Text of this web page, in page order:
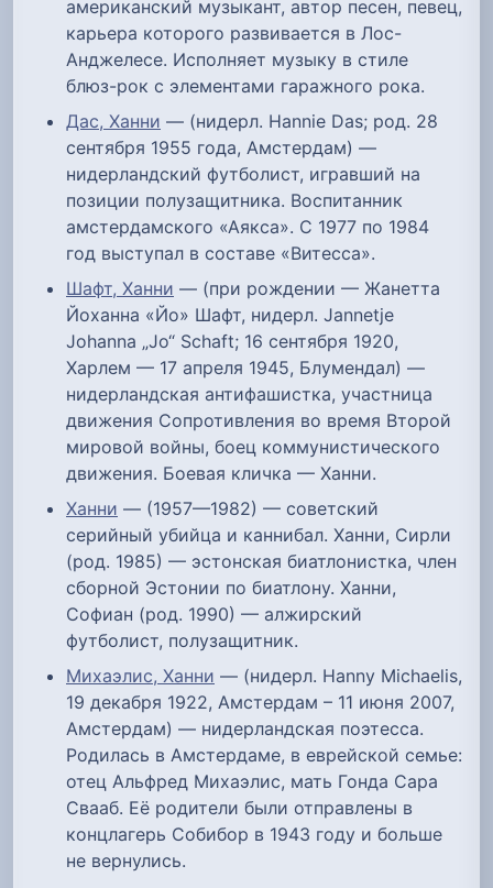
американский музыкант, автор песен, певец,
карьера которого развивается в Лос-
Анджелесе. Исполняет музыку в стиле
блюз-рок с элементами гаражного рока.
Дас, Ханни — (нидерл. Hannie Das; род. 28
сентября 1955 года, Амстердам) —
нидерландский футболист, игравший на
позиции полузащитника. Воспитанник
амстердамского «Аякса». С 1977 по 1984
год выступал в составе «Витесса».
Шафт, Ханни — (при рождении — Жанетта
Йоханна «Йо» Шафт, нидерл. Jannetje
Johanna „Jo“ Schaft; 16 сентября 1920,
Харлем — 17 апреля 1945, Блумендал) —
нидерландская антифашистка, участница
движения Сопротивления во время Второй
мировой войны, боец коммунистического
движения. Боевая кличка — Ханни.
Ханни — (1957—1982) — советский
серийный убийца и каннибал. Ханни, Сирли
(род. 1985) — эстонская биатлонистка, член
сборной Эстонии по биатлону. Ханни,
Софиан (род. 1990) — алжирский
футболист, полузащитник.
Михаэлис, Ханни — (нидерл. Hanny Michaelis,
19 декабря 1922, Амстердам – 11 июня 2007,
Амстердам) — нидерландская поэтесса.
Родилась в Амстердаме, в еврейской семье:
отец Альфред Михаэлис, мать Гонда Сара
Свааб. Её родители были отправлены в
концлагерь Собибор в 1943 году и больше
не вернулись.